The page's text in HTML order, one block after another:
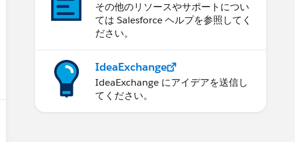
その他のリソースやサポートについ
ては Salesforce ヘルプを参照してく
ださい。
IdeaExchange
IdeaExchange にアイデアを送信し
てください。